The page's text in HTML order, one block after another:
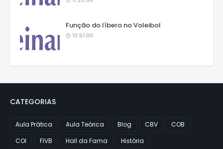
Função do líbero no Voleibol
10:51:00
CATEGORIAS
Aula Prática Aula Teórica Blog CBV
COB
COI
FIVB Hall da Fama
História